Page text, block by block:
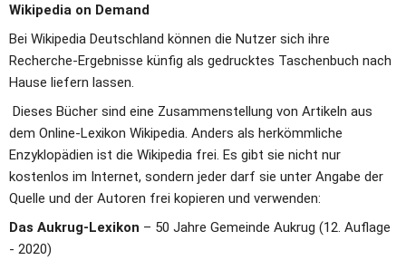
Wikipedia on Demand
Bei Wikipedia Deutschland können die Nutzer sich ihre
Recherche-Ergebnisse künfig als gedrucktes Taschenbuch nach
Hause liefern lassen.
Dieses Bücher sind eine Zusammenstellung von Artikeln aus
dem Online-Lexikon Wikipedia. Anders als herkömmliche
Enzyklopädien ist die Wikipedia frei. Es gibt sie nicht nur
kostenlos im Internet, sondern jeder darf sie unter Angabe der
Quelle und der Autoren frei kopieren und verwenden:
Das Aukrug-Lexikon – 50 Jahre Gemeinde Aukrug (12. Auflage
- 2020)